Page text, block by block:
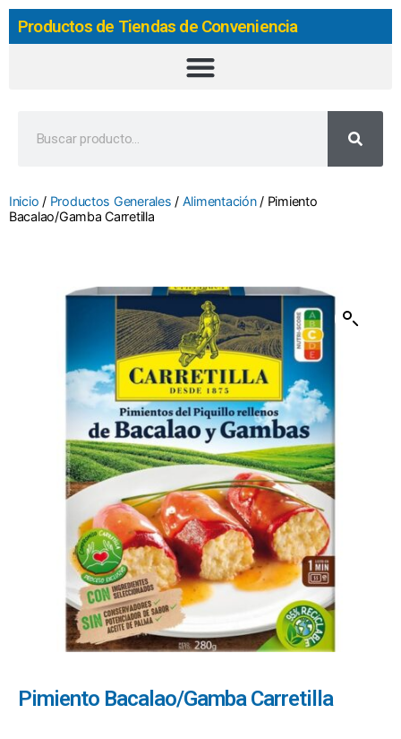
Productos de Tiendas de Conveniencia
Inicio / Productos Generales / Alimentación/ Pimiento
Bacalao/Gamba Carretilla
Pimiento Bacalao/Gamba Carretilla